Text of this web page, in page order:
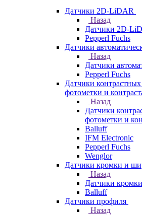
Датчики 2D-LiDAR
Назад
Датчики 2D-
Pepperl Fuchs
Датчики
Назад
Датчики
Pepperl Fuchs
Датчики
фотометки и
Назад
Датчики
фотометки и
Balluff
IFM Electronic
Pepperl Fuchs
Wenglor
Датчики кромки и
Назад
Датчики
Balluff
Датчики профиля
Назад